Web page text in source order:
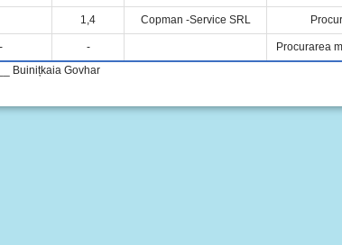
1,4 Copman -Service SRL
- -
Procurarea
Buinițkaia Govhar